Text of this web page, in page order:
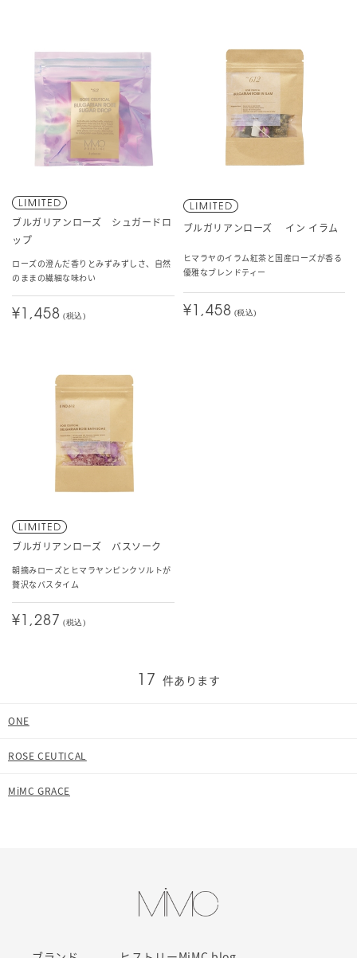
ブルガリアンローズ シュガードロ
ップ
ローズの澄んだ香りとみずみずしさ、自然
のままの繊細な味わい
¥1,458 (税込)
ブルガリアンローズ イン イラム
ヒマラヤのイラム紅茶と国産ローズが香る
優雅なブレンドティー
¥1,458 (税込)
ブルガリアンローズ バスソーク
朝摘みローズとヒマラヤンピンクソルトが
贅沢なバスタイム
¥1,287 (税込)
17 件あります
ONE
ROSE CEUTICAL
MiMC GRACE